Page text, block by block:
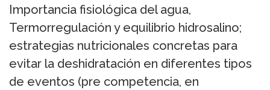
Importancia fisiológica del agua,
Termorregulación y equilibrio hidrosalino;
estrategias nutricionales concretas para
evitar la deshidratación en diferentes tipos
de eventos (pre competencia, en